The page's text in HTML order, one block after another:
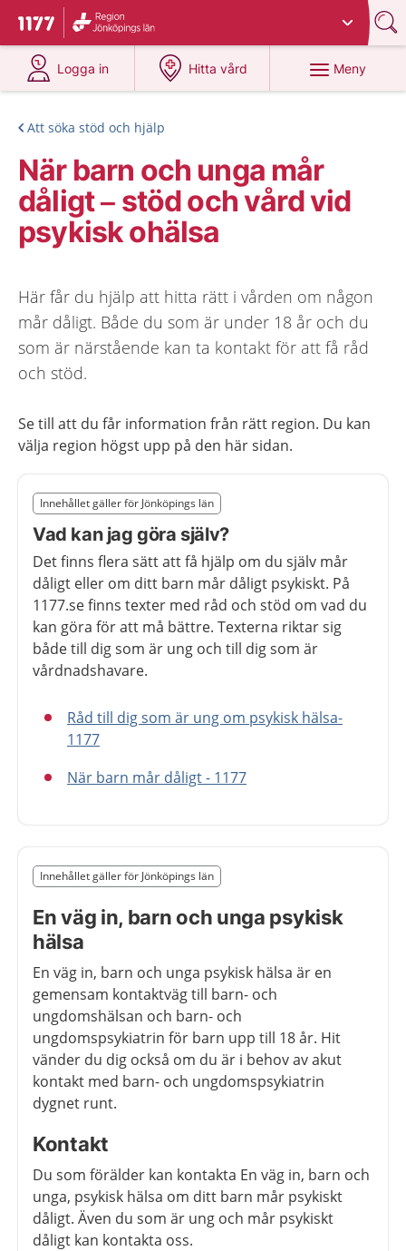
Till startsidan för 1177
Du har valt region
Logga in
på 1177.se
Hitta vård
på 1177.se
Meny
Att söka stöd och hjälp
När barn och unga mår
dåligt – stöd och vård vid
psykisk ohälsa
Här får du hjälp att hitta rätt i vården om någon
mår dåligt. Både du som är under 18 år och du
som är närstående kan ta kontakt för att få råd
och stöd.
Se till att du får information från rätt region. Du kan
välja region högst upp på den här sidan.
Nedan innehåll gäller region Jönköpings län
Innehållet gäller för Jönköpings län
Vad kan jag göra själv?
Det finns flera sätt att få hjälp om du själv mår
dåligt eller om ditt barn mår dåligt psykiskt. På
1177.se finns texter med råd och stöd om vad du
kan göra för att må bättre. Texterna riktar sig
både till dig som är ung och till dig som är
vårdnadshavare.
Råd till dig som är ung om psykisk hälsa-
1177
När barn mår dåligt - 1177
Slut på det regionala tillägget från region Jönköpings
Nedan innehåll gäller region Jönköpings län
Innehållet gäller för Jönköpings län
En väg in, barn och unga psykisk
hälsa
En väg in, barn och unga psykisk hälsa är en
gemensam kontaktväg till barn- och
ungdomshälsan och barn- och
ungdomspsykiatrin för barn upp till 18 år. Hit
vänder du dig också om du är i behov av akut
kontakt med barn- och ungdomspsykiatrin
dygnet runt.
Kontakt
Du som förälder kan kontakta En väg in, barn och
unga, psykisk hälsa om ditt barn mår psykiskt
dåligt. Även du som är ung och mår psykiskt
dåligt kan kontakta oss.
Slut på det regionala tillägget från region Jönköpings